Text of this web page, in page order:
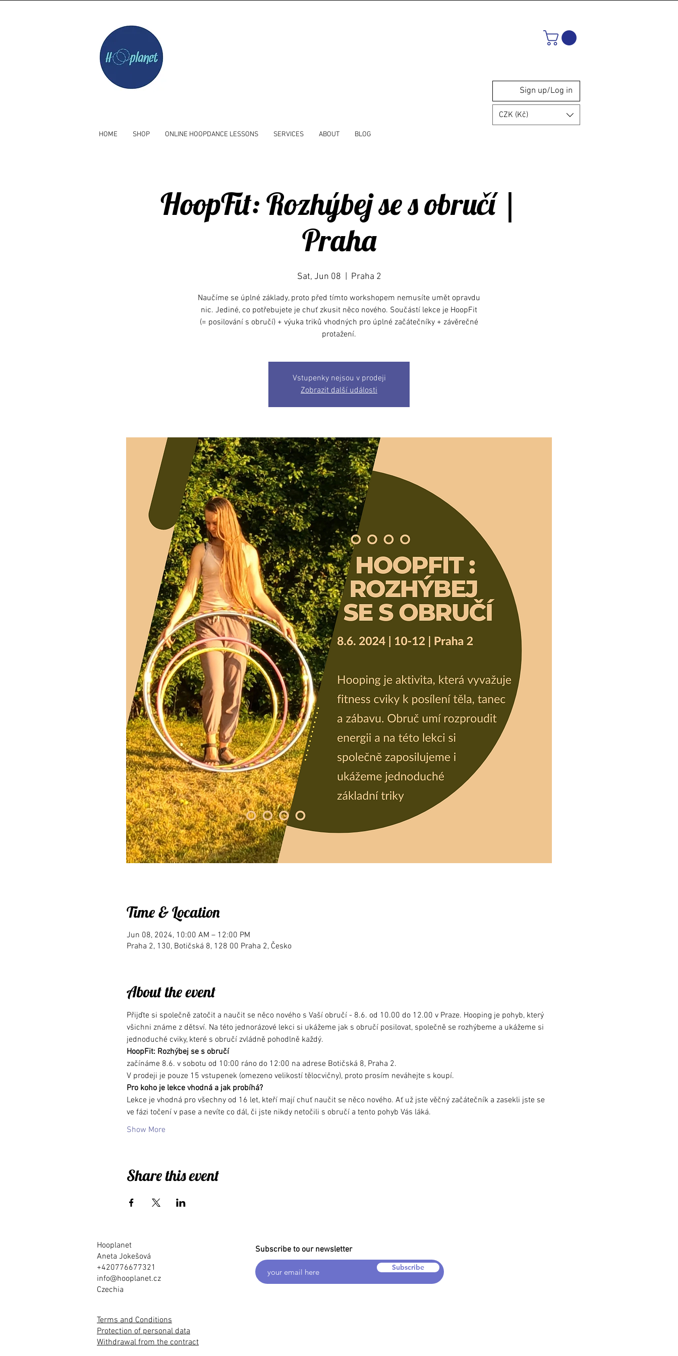
Sign up/Log in
CZK (Kč)
HOME SHOP ONLINE HOOPDANCE LESSONS SERVICES ABOUT BLOG
HoopFit: Rozhýbej se s obručí |
Praha
Sat, Jun 08 Praha 2
Naučíme se úplné základy, proto před tímto workshopem nemusíte umět opravdu
nic. Jediné, co potřebujete je chuť zkusit něco nového. Součástí lekce je HoopFit
(= posilování s obručí) + výuka triků vhodných pro úplné začátečníky + závěrečné
protažení.
Vstupenky nejsou v prodeji
Zobrazit další události
Time & Location
Jun 08, 2024, 10:00 AM – 12:00 PM
Praha 2, 130, Botičská 8, 128 00 Praha 2, Česko
About the event
Přijďte si společně zatočit a naučit se něco nového s Vaší obručí - 8.6. od 10.00 do 12.00 v Praze. Hooping je pohyb, který
všichni známe z dětsví. Na této jednorázové lekci si ukážeme jak s obručí posilovat, společně se rozhýbeme a ukážeme si
jednoduché cviky, které s obručí zvládně pohodlně každý.
HoopFit: Rozhýbej se s obručí
začínáme 8.6. v sobotu od 10:00 ráno do 12:00 na adrese Botičská 8, Praha 2.
V prodeji je pouze 15 vstupenek (omezeno velikostí tělocvičny), proto prosím neváhejte s koupí.
Pro koho je lekce vhodná a jak probíhá?
Lekce je vhodná pro všechny od 16 let, kteří mají chuť naučit se něco nového. Ať už jste věčný začátečník a zasekli jste se
ve fázi točení v pase a nevíte co dál, či jste nikdy netočili s obručí a tento pohyb Vás láká.
Show More
Share this event
Hooplanet
Aneta Jokešová
+420776677321
info@hooplanet.cz
Czechia
Terms and Conditions
Protection of personal data
Withdrawal from the contract
Subscribe to our newsletter
Subscribe